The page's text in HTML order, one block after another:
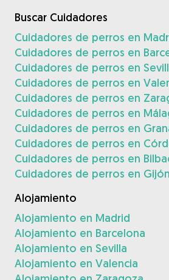
Buscar Cuidadores
Cuidadores de perros en
Cuidadores de perros en
Cuidadores de perros en
Cuidadores de perros en
Cuidadores de perros en
Cuidadores de perros en
Cuidadores de perros en
Cuidadores de perros en
Cuidadores de perros en
Cuidadores de perros en Gijón
Alojamiento
Alojamiento en Madrid
Alojamiento en Barcelona
Alojamiento en Sevilla
Alojamiento en Valencia